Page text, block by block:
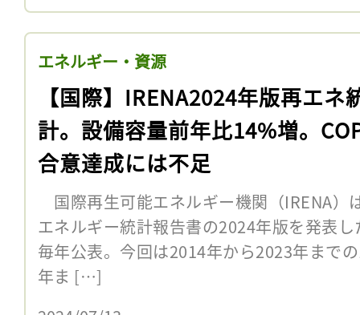
エネルギー・資源
【国際】IRENA2024年版再エネ
計。設備容量前年比14%増。
合意達成には不足
国際再生可能エネルギー機関（IRENA）
エネルギー統計報告書の2024年版を発表
毎年公表。今回は2014年から2023年まで
年ま […]